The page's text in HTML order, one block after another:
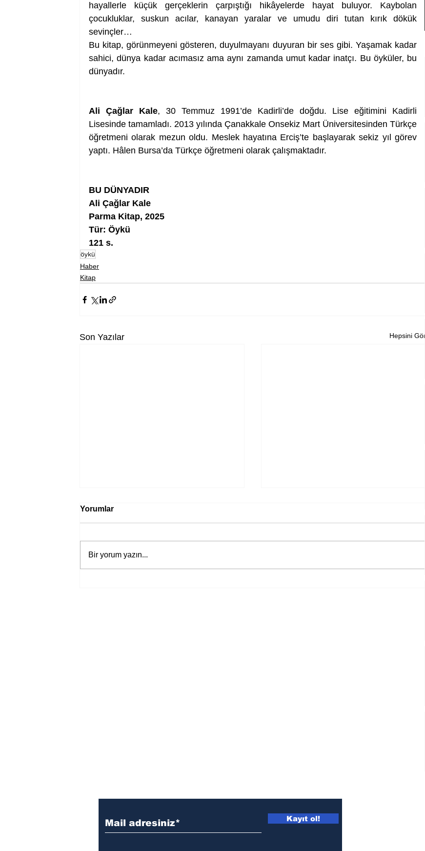
hayallerle küçük gerçeklerin çarpıştığı hikâyelerde hayat buluyor. Kaybolan
çocukluklar, suskun acılar, kanayan yaralar ve umudu diri tutan kırık dökük
sevinçler…
Bu kitap, görünmeyeni gösteren, duyulmayanı duyuran bir ses gibi. Yaşamak kadar
sahici, dünya kadar acımasız ama aynı zamanda umut kadar inatçı. Bu öyküler, bu
dünyadır.
Ali Çağlar Kale, 30 Temmuz 1991’de Kadirli’de doğdu. Lise eğitimini Kadirli
Lisesinde tamamladı. 2013 yılında Çanakkale Onsekiz Mart Üniversitesinden Türkçe
öğretmeni olarak mezun oldu. Meslek hayatına Erciş’te başlayarak sekiz yıl görev
yaptı. Hâlen Bursa’da Türkçe öğretmeni olarak çalışmaktadır.
BU DÜNYADIR
Ali Çağlar Kale
Parma Kitap, 2025
Tür: Öykü
121 s.
öykü
Haber
Kitap
Son Yazılar Hepsini Gör
Yorumlar
Bir yorum yazın...
Kayıt ol!